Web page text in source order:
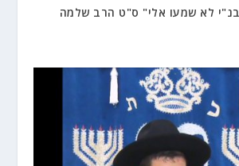
לא שמעו אלי" ס"ט הרב שלמה